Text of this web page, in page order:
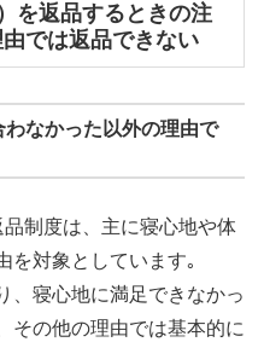
を返品するときの注
では返品できない
なかった以外の理由で
制度は、主に寝心地や体
を対象としています｡
、寝心地に満足できなかっ
その他の理由では基本的に